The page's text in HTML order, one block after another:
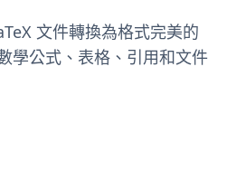
文件轉換為格式完美的
學公式、表格、引用和文件